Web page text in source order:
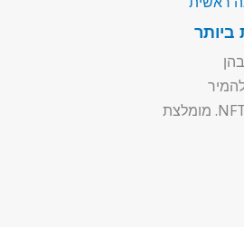
מטבעות קריפטוגרפיים שונים ו-NFTs. מומלצת